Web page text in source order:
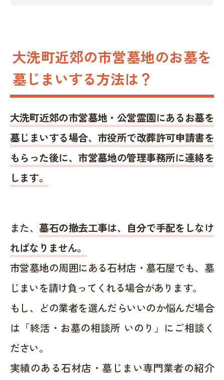
大洗町近郊の市営墓地のお墓を
墓じまいする方法は？
大洗町近郊の市営墓地・公営霊園にあるお墓を
墓じまいする場合、市役所で改葬許可申請書を
もらった後に、市営墓地の管理事務所に連絡を
します。
また、墓石の撤去工事は、自分で手配をしなけ
ればなりません。
市営墓地の周囲にある石材店・墓石屋でも、墓
じまいを請け負ってくれる場合があります。
もし、どの業者を選んだらいいのか悩んだ場合
は「終活・お墓の相談所 いのり」にご相談く
ださい。
実績のある石材店・墓じまい専門業者の紹介